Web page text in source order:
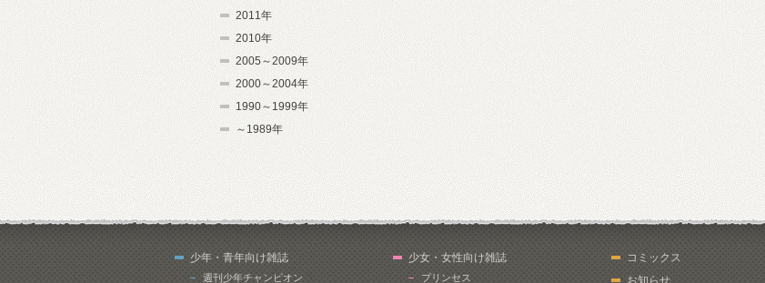
2011年
2010年
2005～2009年
2000～2004年
1990～1999年
～1989年
少年・青年向け雑誌
週刊少年チャンピオン
少女・女性向け雑誌
プリンセス
コミックス
お知らせ